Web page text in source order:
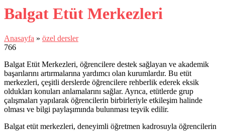
Balgat Etüt Merkezleri
Anasayfa » özel dersler
766
Balgat Etüt Merkezleri, öğrencilere destek sağlayan ve akademik
başarılarını artırmalarına yardımcı olan kurumlardır. Bu etüt
merkezleri, çeşitli derslerde öğrencilere rehberlik ederek eksik
oldukları konuları anlamalarını sağlar. Ayrıca, etütlerde grup
çalışmaları yapılarak öğrencilerin birbirleriyle etkileşim halinde
olması ve bilgi paylaşımında bulunması teşvik edilir.
Balgat etüt merkezleri, deneyimli öğretmen kadrosuyla öğrencilerin